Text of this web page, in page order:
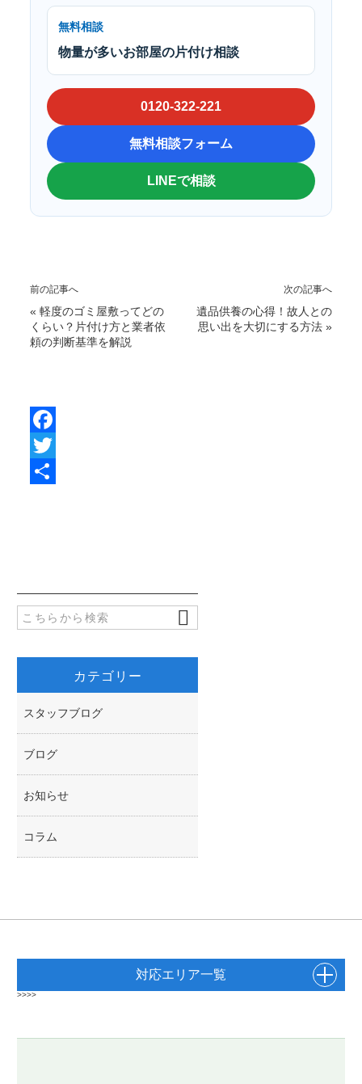
無料相談
物量が多いお部屋の片付け相談
0120-322-221
無料相談フォーム
LINEで相談
前の記事へ
« 軽度のゴミ屋敷ってどの
くらい？片付け方と業者依
頼の判断基準を解説
次の記事へ
遺品供養の心得！故人との
思い出を大切にする方法 »
F
カテゴリー
スタッフブログ
ブログ
お知らせ
コラム
対応エリア一覧
>>>>